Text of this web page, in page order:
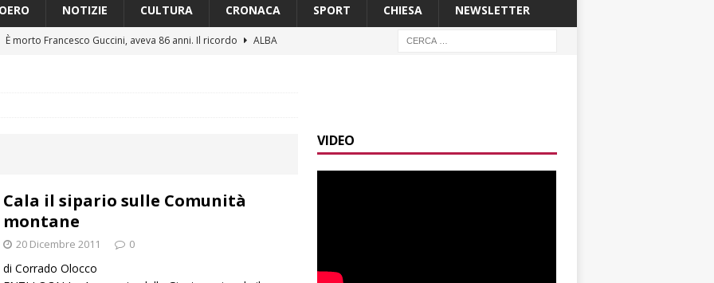
NOTIZIE CULTURA CRONACA SPORT CHIESA NEWSLETTER
È morto Francesco Guccini, aveva 86 anni. Il ricordo
ALBA
ALBA
La serata delle stelle con il Rotary club Alba
Cala il sipario sulle Comunità
montane
20 Dicembre 2011 0
di Corrado Olocco
VIDEO